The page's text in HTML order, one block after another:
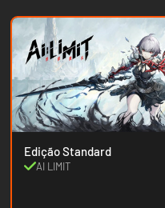
Edição Standard
AI LIMIT